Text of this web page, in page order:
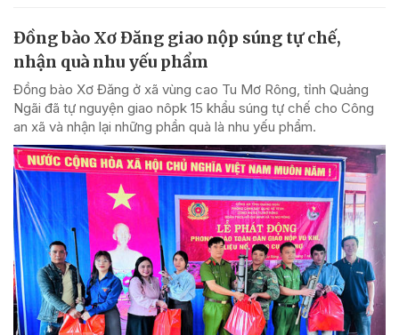
Đồng bào Xơ Đăng giao nộp súng tự chế,
nhận quà nhu yếu phẩm
Đồng bào Xơ Đăng ở xã vùng cao Tu Mơ Rông, tỉnh Quảng
Ngãi đã tự nguyện giao nôpk 15 khẩu súng tự chế cho Công
an xã và nhận lại những phần quà là nhu yếu phẩm.